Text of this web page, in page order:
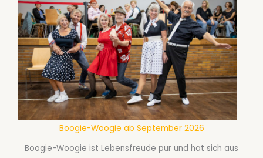
Boogie-Woogie ab September 2026
Boogie-Woogie ist Lebensfreude pur und hat sich aus